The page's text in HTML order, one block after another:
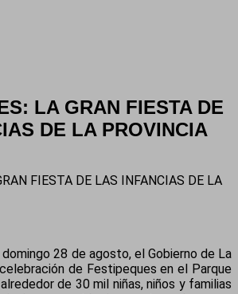
LA GRAN FIESTA DE
DE LA PROVINCIA
FIESTA DE LAS INFANCIAS DE LA
28 de agosto, el Gobierno de La
de Festipeques en el Parque
de 30 mil niñas, niños y familias